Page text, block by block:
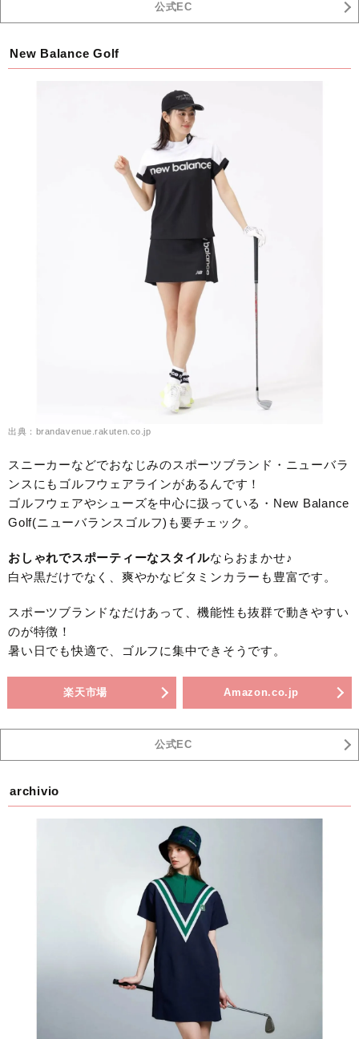
公式EC
New Balance Golf
出典：brandavenue.rakuten.co.jp
スニーカーなどでおなじみのスポーツブランド・ニューバラ
ンスにもゴルフウェアラインがあるんです！
ゴルフウェアやシューズを中心に扱っている・New Balance
Golf(ニューバランスゴルフ)も要チェック。
おしゃれでスポーティーなスタイルならおまかせ♪
白や黒だけでなく、爽やかなビタミンカラーも豊富です。
スポーツブランドなだけあって、機能性も抜群で動きやすい
のが特徴！
暑い日でも快適で、ゴルフに集中できそうです。
楽天市場 Amazon.co.jp
公式EC
archivio